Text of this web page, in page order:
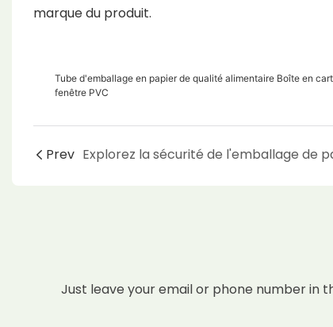
marque du produit.
Tube d'emballage en papier de qualité alimentaire Boîte en
fenêtre PVC
Prev
Just leave your email or phone number in